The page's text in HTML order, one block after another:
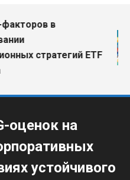
в
стратегий ETF
оценок на
устойчивого